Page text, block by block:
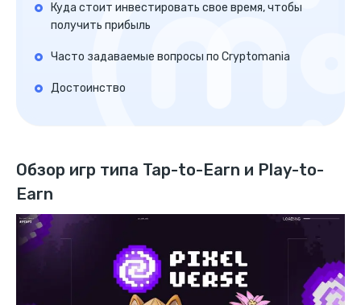
Куда стоит инвестировать свое время, чтобы
получить прибыль
Часто задаваемые вопросы по Cryptomania
Достоинство
Обзор игр типа Tap-to-Earn и Play-to-
Earn